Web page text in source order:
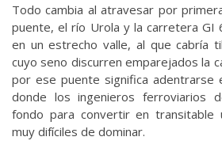
Todo cambia al atravesar por
puente, el río Urola y la carretera GI
en un estrecho valle, al que cabría
cuyo seno discurren emparejados la
por ese puente significa adentrarse
donde los ingenieros ferroviarios
fondo para convertir en transitable
muy difíciles de dominar.